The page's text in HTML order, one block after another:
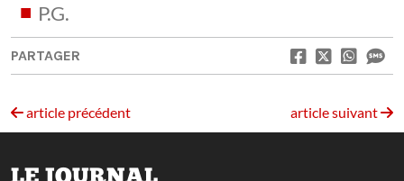
P.G.
PARTAGER
article précédent article suivant